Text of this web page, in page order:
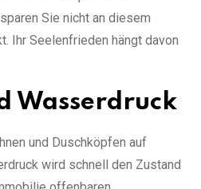
Sie nicht an diesem
Ihr Seelenfrieden hängt davon
Wasserdruck
und Duschköpfen auf
wird schnell den Zustand